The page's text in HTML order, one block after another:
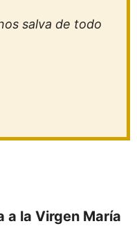
salva de todo
a la Virgen María